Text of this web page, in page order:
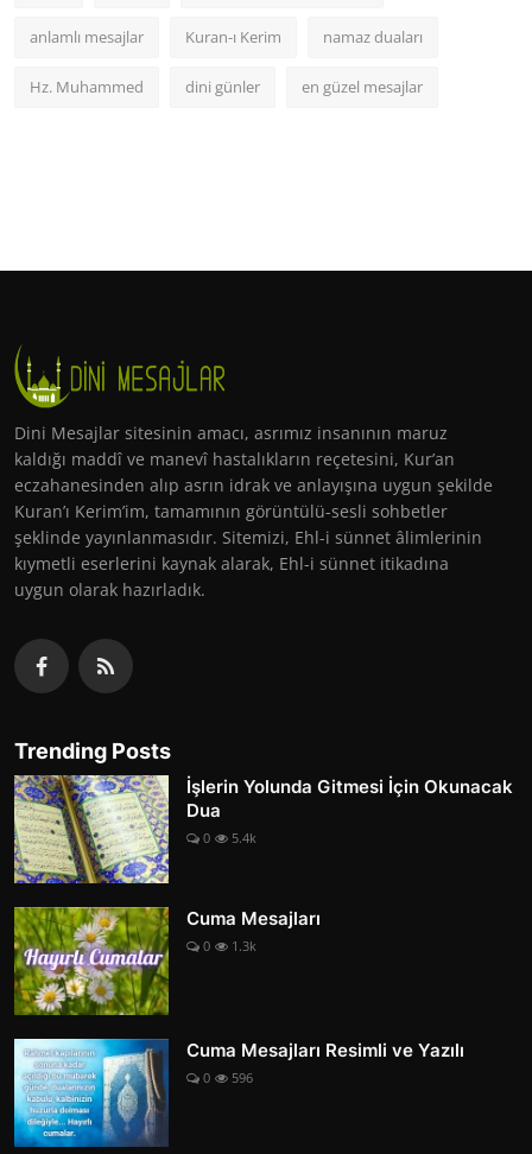
anlamlı mesajlar Kuran-ı Kerim namaz duaları
Hz. Muhammed dini günler en güzel mesajlar
Dini Mesajlar sitesinin amacı, asrımız insanının maruz
kaldığı maddî ve manevî hastalıkların reçetesini, Kur’an
eczahanesinden alıp asrın idrak ve anlayışına uygun şekilde
Kuran’ı Kerim’im, tamamının görüntülü-sesli sohbetler
şeklinde yayınlanmasıdır. Sitemizi, Ehl-i sünnet âlimlerinin
kıymetli eserlerini kaynak alarak, Ehl-i sünnet itikadına
uygun olarak hazırladık.
Trending Posts
İşlerin Yolunda Gitmesi İçin Okunacak
Dua
0 5.4k
Cuma Mesajları
0 1.3k
Cuma Mesajları Resimli ve Yazılı
0 596